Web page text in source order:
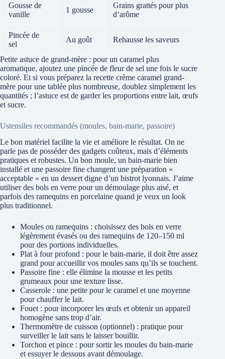
Gousse de
vanille
1 gousse
Grains grattés pour plus
d’arôme
Pincée de
sel
Au goût Rehausse les saveurs
Petite astuce de grand-mère : pour un caramel plus
aromatique, ajoutez une pincée de fleur de sel une fois le sucre
coloré. Et si vous préparez la recette crème caramel grand-
mère pour une tablée plus nombreuse, doublez simplement les
quantités ; l’astuce est de garder les proportions entre lait, œufs
et sucre.
Ustensiles recommandés (moules, bain-marie, passoire)
Le bon matériel facilite la vie et améliore le résultat. On ne
parle pas de posséder des gadgets coûteux, mais d’éléments
pratiques et robustes. Un bon moule, un bain-marie bien
installé et une passoire fine changent une préparation «
acceptable » en un dessert digne d’un bistrot lyonnais. J’aime
utiliser des bols en verre pour un démoulage plus aisé, et
parfois des ramequins en porcelaine quand je veux un look
plus traditionnel.
Moules ou ramequins : choisissez des bols en verre
légèrement évasés ou des ramequins de 120–150 ml
pour des portions individuelles.
Plat à four profond : pour le bain-marie, il doit être assez
grand pour accueillir vos moules sans qu’ils se touchent.
Passoire fine : elle élimine la mousse et les petits
grumeaux pour une texture lisse.
Casserole : une petite pour le caramel et une moyenne
pour chauffer le lait.
Fouet : pour incorporer les œufs et obtenir un appareil
homogène sans trop d’air.
Thermomètre de cuisson (optionnel) : pratique pour
surveiller le lait sans le laisser bouillir.
Torchon et pince : pour sortir les moules du bain-marie
et essuyer le dessous avant démoulage.